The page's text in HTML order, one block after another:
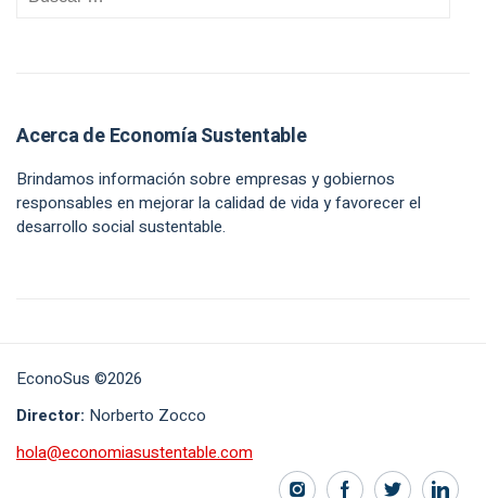
Acerca de Economía Sustentable
Brindamos información sobre empresas y gobiernos
responsables en mejorar la calidad de vida y favorecer el
desarrollo social sustentable.
EconoSus ©2026
Director: Norberto Zocco
hola@economiasustentable.com